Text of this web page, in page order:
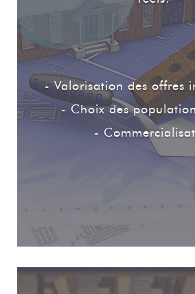
- Valorisation des offres
- Choix des
-